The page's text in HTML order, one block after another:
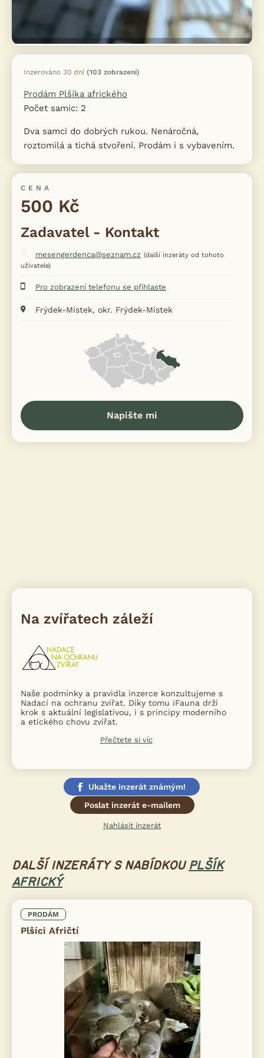
Inzerováno 30 dní (103 zobrazení)
Prodám Plšíka afrického
Počet samic: 2
Dva samci do dobrých rukou. Nenáročná,
roztomilá a tichá stvoření. Prodám i s vybavením.
CENA
500 Kč
Zadavatel - Kontakt
mesengerdenca@seznam.cz (další inzeráty od tohoto
uživatele)
Pro zobrazení telefonu se přihlaste
Frýdek-Místek, okr. Frýdek-Místek
Napište mi
Na zvířatech záleží
Naše podmínky a pravidla inzerce konzultujeme s
Nadací na ochranu zvířat. Díky tomu iFauna drží
krok s aktuální legislativou, i s principy moderního
a etického chovu zvířat.
Přečtete si víc
Ukažte inzerát známým!
Poslat inzerát e-mailem
Nahlásit inzerát
DALŠÍ INZERÁTY S NABÍDKOU PLŠÍK
AFRICKÝ
PRODÁM
Plšíci Afričtí